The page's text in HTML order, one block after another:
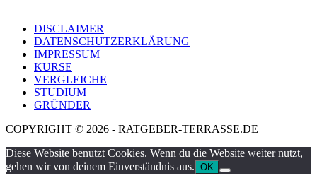
DISCLAIMER
DATENSCHUTZERKLÄRUNG
IMPRESSUM
KURSE
VERGLEICHE
STUDIUM
GRÜNDER
COPYRIGHT © 2026 - RATGEBER-TERRASSE.DE
Diese Website benutzt Cookies. Wenn du die Website weiter nutzt,
gehen wir von deinem Einverständnis aus. OK